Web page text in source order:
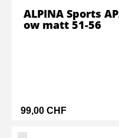
99,00 CHF
ALPINA Sports
ow matt 51-56